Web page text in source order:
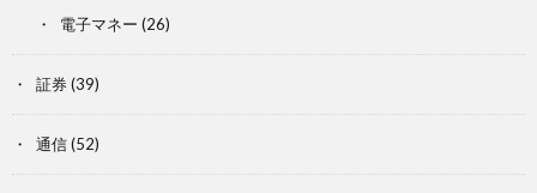
電子マネー (26)
証券(39)
通信(52)